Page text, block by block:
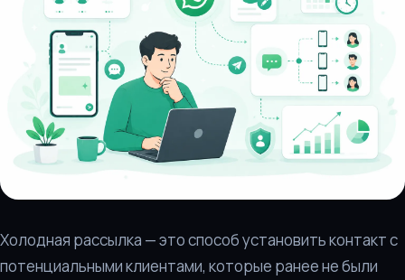
Холодная рассылка — это способ установить контакт с
потенциальными клиентами, которые ранее не были